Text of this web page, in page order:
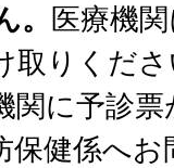
医療機
取りくだ
関に予診
保健係へ